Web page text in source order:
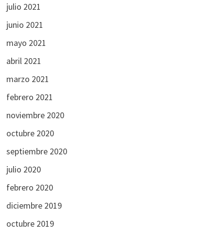
julio 2021
junio 2021
mayo 2021
abril 2021
marzo 2021
febrero 2021
noviembre 2020
octubre 2020
septiembre 2020
julio 2020
febrero 2020
diciembre 2019
octubre 2019